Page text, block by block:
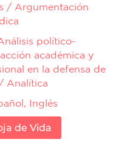
/ Argumentación
político-
académica y
en la defensa de
Analítica
Inglés
de Vida